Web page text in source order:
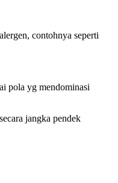
contohnya seperti
pola yg mendominasi
jangka pendek